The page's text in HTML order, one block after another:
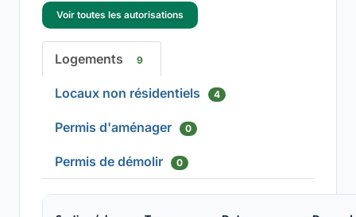
Voir toutes les autorisations
Logements 9
Locaux non résidentiels 4
Permis d'aménager 0
Permis de démolir 0